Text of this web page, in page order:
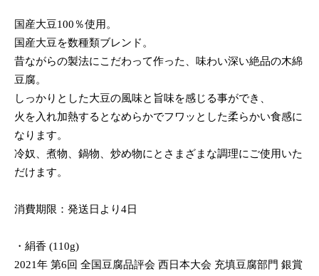
国産大豆100％使用。
国産大豆を数種類ブレンド。
昔ながらの製法にこだわって作った、味わい深い絶品の木綿
豆腐。
しっかりとした大豆の風味と旨味を感じる事ができ、
火を入れ加熱するとなめらかでフワッとした柔らかい食感に
なります。
冷奴、煮物、鍋物、炒め物にとさまざまな調理にご使用いた
だけます。
消費期限：発送日より4日
・絹香 (110g)
2021年 第6回 全国豆腐品評会 西日本大会 充填豆腐部門 銀賞